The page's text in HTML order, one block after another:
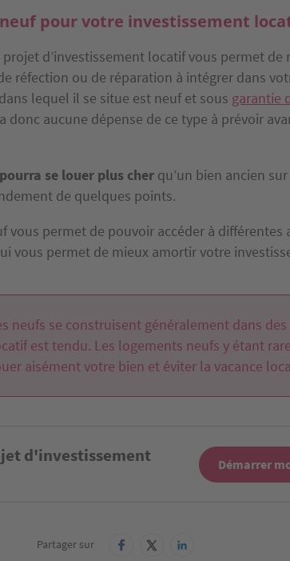
pour votre investissement
d’investissement locatif vous permet de
réfection ou de réparation à intégrer dans
lequel il se situe est neuf et sous garantie
donc aucune dépense de ce type à prévoir
se louer plus cher qu’un bien ancien
de quelques points.
vous permet de pouvoir accéder à différentes
vous permet de mieux amortir votre
neufs se construisent généralement dans des
est tendu. Les logements neufs y étant
aisément votre bien et éviter la vacance
d'investissement
Démarrer
Partager sur